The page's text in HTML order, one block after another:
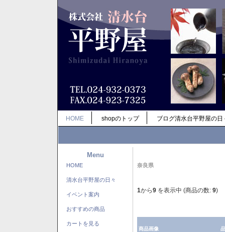
HOME shopのトップ ブログ清水台平野屋の日
Menu
HOME
清水台平野屋の日々
イベント案内
おすすめの商品
カートを見る
奈良県
1から9 を表示中 (商品の数: 9)
商品画像